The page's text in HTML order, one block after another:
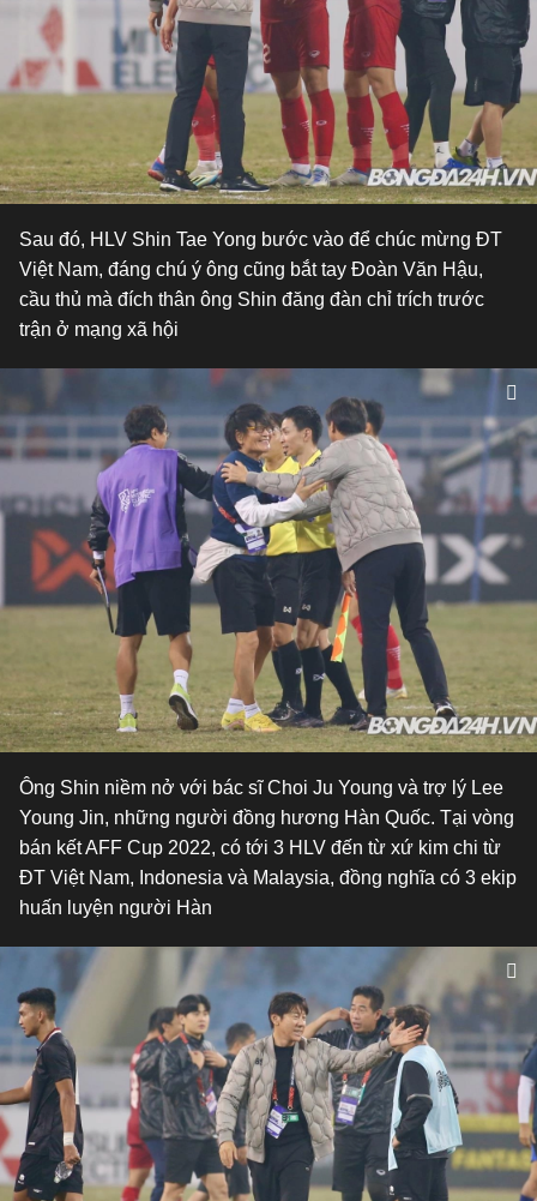
Sau đó, HLV Shin Tae Yong bước vào để chúc mừng ĐT
Việt Nam, đáng chú ý ông cũng bắt tay Đoàn Văn Hậu,
cầu thủ mà đích thân ông Shin đăng đàn chỉ trích trước
trận ở mạng xã hội
Ông Shin niềm nở với bác sĩ Choi Ju Young và trợ lý Lee
Young Jin, những người đồng hương Hàn Quốc. Tại vòng
bán kết AFF Cup 2022, có tới 3 HLV đến từ xứ kim chi từ
ĐT Việt Nam, Indonesia và Malaysia, đồng nghĩa có 3 ekip
huấn luyện người Hàn